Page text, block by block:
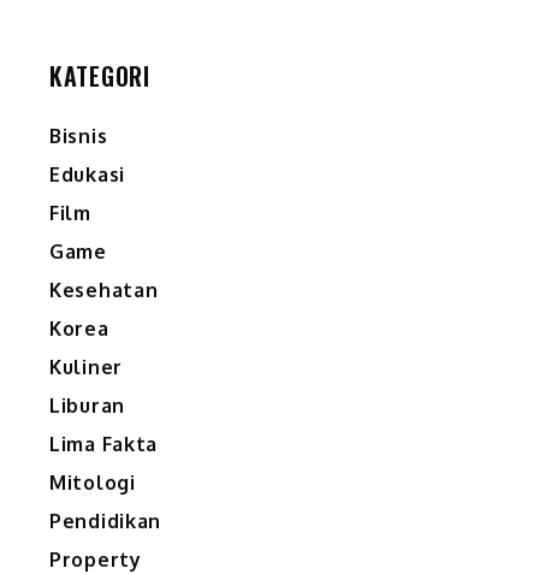
KATEGORI
Bisnis
Edukasi
Film
Game
Kesehatan
Korea
Kuliner
Liburan
Lima Fakta
Mitologi
Pendidikan
Property